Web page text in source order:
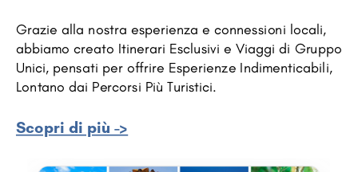
Grazie alla nostra esperienza e connessioni locali,
abbiamo creato Itinerari Esclusivi e Viaggi di Gruppo
Unici, pensati per offrire Esperienze Indimenticabili,
Lontano dai Percorsi Più Turistici.
Scopri di più ->